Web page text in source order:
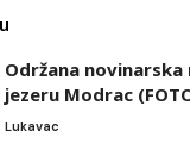
Održana
jezeru Modrac
Lukavac